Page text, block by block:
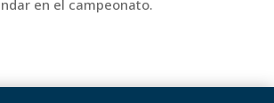
en el campeonato.